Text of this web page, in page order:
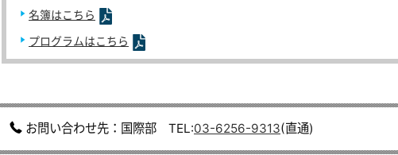
名簿はこちら
プログラムはこちら
お問い合わせ先：国際部 TEL:03-6256-9313(直通)